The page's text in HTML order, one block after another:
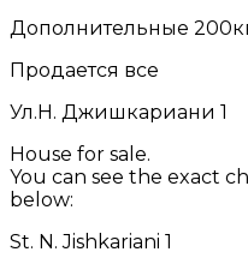
Дополнительные
Продается все
Ул.Н. Джишкариани 1
House for sale.
You can see the exact
below:
St. N. Jishkariani 1